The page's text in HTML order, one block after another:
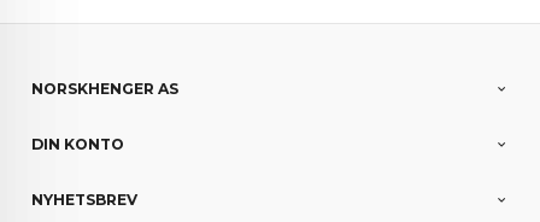
NORSKHENGER AS
DIN KONTO
NYHETSBREV